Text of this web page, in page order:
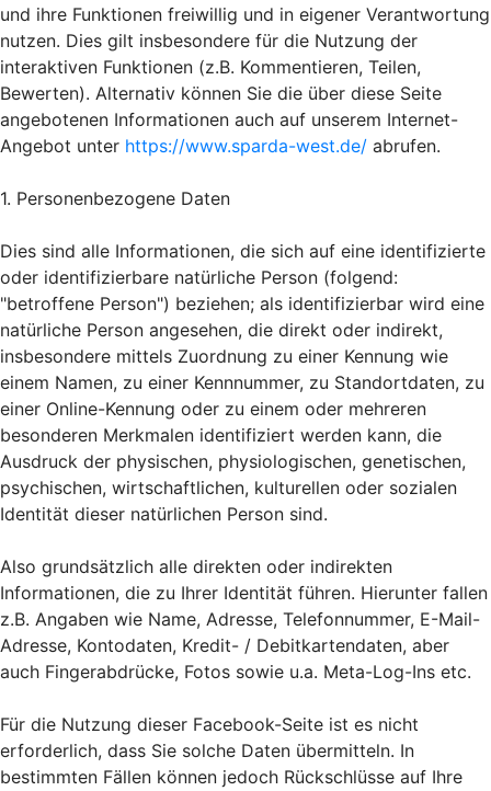
und ihre Funktionen freiwillig und in eigener Verantwortung
nutzen. Dies gilt insbesondere für die Nutzung der
interaktiven Funktionen (z.B. Kommentieren, Teilen,
Bewerten). Alternativ können Sie die über diese Seite
angebotenen Informationen auch auf unserem Internet-
Angebot unter https://www.sparda-west.de/ abrufen.
1. Personenbezogene Daten
Dies sind alle Informationen, die sich auf eine identifizierte
oder identifizierbare natürliche Person (folgend:
"betroffene Person") beziehen; als identifizierbar wird eine
natürliche Person angesehen, die direkt oder indirekt,
insbesondere mittels Zuordnung zu einer Kennung wie
einem Namen, zu einer Kennnummer, zu Standortdaten, zu
einer Online-Kennung oder zu einem oder mehreren
besonderen Merkmalen identifiziert werden kann, die
Ausdruck der physischen, physiologischen, genetischen,
psychischen, wirtschaftlichen, kulturellen oder sozialen
Identität dieser natürlichen Person sind.
Also grundsätzlich alle direkten oder indirekten
Informationen, die zu Ihrer Identität führen. Hierunter fallen
z.B. Angaben wie Name, Adresse, Telefonnummer, E-Mail-
Adresse, Kontodaten, Kredit- / Debitkartendaten, aber
auch Fingerabdrücke, Fotos sowie u.a. Meta-Log-Ins etc.
Für die Nutzung dieser Facebook-Seite ist es nicht
erforderlich, dass Sie solche Daten übermitteln. In
bestimmten Fällen können jedoch Rückschlüsse auf Ihre